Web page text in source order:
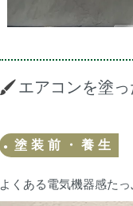
エアコンを塗っ
塗装前・養生
よくある電気機器感たっ